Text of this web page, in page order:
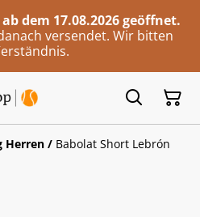
dem 17.08.2026 geöffnet.
versendet. Wir bitten
Herren / Babolat Short Lebrón